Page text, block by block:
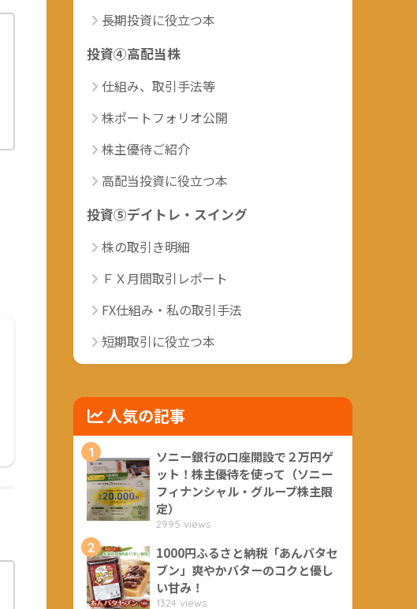
長期投資に役立つ本
投資④高配当株
仕組み、取引手法等
株ポートフォリオ公開
株主優待ご紹介
高配当投資に役立つ本
投資⑤デイトレ・スイング
株の取引き明細
ＦＸ月間取引レポート
FX仕組み・私の取引手法
短期取引に役立つ本
人気の記事
1
ソニー銀行の口座開設で２万円ゲ
ット！株主優待を使って（ソニー
フィナンシャル・グループ株主限
定）
2995 views
2
1000円ふるさと納税「あんバタセ
ブン」爽やかバターのコクと優し
い甘み！
1324 views